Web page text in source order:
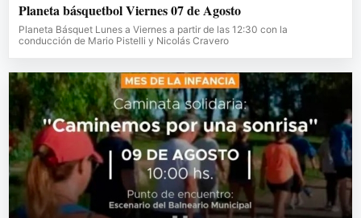
Planeta básquetbol Viernes 07 de Agosto
Planeta Básquet Lunes a Viernes a partir de las 12:30 con la
conducción de Mario Pistelli y Nicolás Cravero